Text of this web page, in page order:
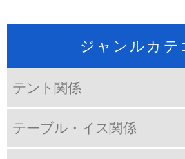
ジャンルカテ
テント関係
テーブル・イス関係